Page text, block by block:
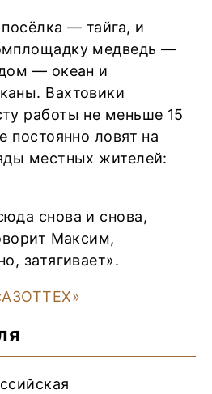
― тайга, и
медведь ―
― океан и
Вахтовики
работы не меньше 15
постоянно ловят на
местных жителей:
снова и снова,
Максим,
затягивает».